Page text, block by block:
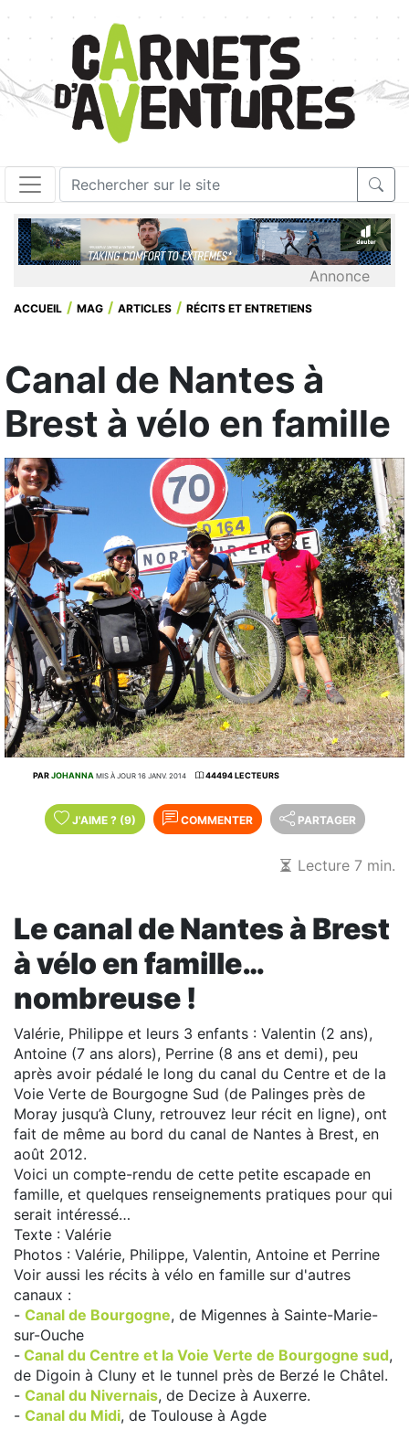
Annonce
ACCUEIL MAG ARTICLES RÉCITS ET ENTRETIENS
Canal de Nantes à
Brest à vélo en famille
PARJOHANNA MIS À JOUR 16 JANV. 2014 44494 LECTEURS
J'AIME ? (9) COMMENTER PARTAGER
Lecture 7 min.
Le canal de Nantes à Brest
à vélo en famille…
nombreuse !
Valérie, Philippe et leurs 3 enfants : Valentin (2 ans),
Antoine (7 ans alors), Perrine (8 ans et demi), peu
après avoir pédalé le long du canal du Centre et de la
Voie Verte de Bourgogne Sud (de Palinges près de
Moray jusqu’à Cluny, retrouvez leur récit en ligne), ont
fait de même au bord du canal de Nantes à Brest, en
août 2012.
Voici un compte-rendu de cette petite escapade en
famille, et quelques renseignements pratiques pour qui
serait intéressé…
Texte : Valérie
Photos : Valérie, Philippe, Valentin, Antoine et Perrine
Voir aussi les récits à vélo en famille sur d'autres
canaux :
- Canal de Bourgogne, de Migennes à Sainte-Marie-
sur-Ouche
- Canal du Centre et la Voie Verte de Bourgogne sud,
de Digoin à Cluny et le tunnel près de Berzé le Châtel.
- Canal du Nivernais, de Decize à Auxerre.
- Canal du Midi, de Toulouse à Agde